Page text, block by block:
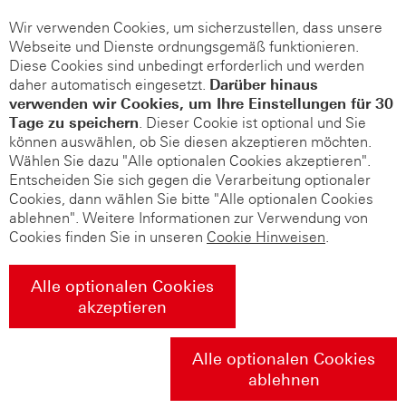
Wir verwenden Cookies, um sicherzustellen, dass unsere
Webseite und Dienste ordnungsgemäß funktionieren.
Diese Cookies sind unbedingt erforderlich und werden
daher automatisch eingesetzt. Darüber hinaus
verwenden wir Cookies, um Ihre Einstellungen für 30
Tage zu speichern. Dieser Cookie ist optional und Sie
können auswählen, ob Sie diesen akzeptieren möchten.
Wählen Sie dazu "Alle optionalen Cookies akzeptieren".
Entscheiden Sie sich gegen die Verarbeitung optionaler
Cookies, dann wählen Sie bitte "Alle optionalen Cookies
ablehnen". Weitere Informationen zur Verwendung von
Cookies finden Sie in unseren Cookie Hinweisen.
Alle optionalen Cookies
akzeptieren
Alle optionalen Cookies
ablehnen